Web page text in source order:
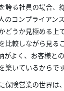
誇る社員の場合、
のコンプライアン
どうか見極める上
比較しながら見る
がよく、お客様と
いているからです
保険営業の世界は